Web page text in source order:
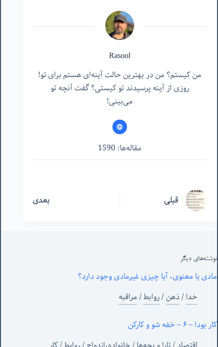
Rasool
من کیستم؟ من در بهترین حالت آینه‌ای هستم برای تو!
روزی از آینه پرسیدند تو کیستی؟ گفت آنچه تو
می‌بینی!
مقاله‌ها: 1590
قبلی بعدی
نوشته‌های‌ دیگر
مادی یا معنوی، آیا چیزی غیرمادی وجود دارد؟
خدا/ذهن/روابط/مراقبه
کار بودا – ۶ – خفه شو و کارکن